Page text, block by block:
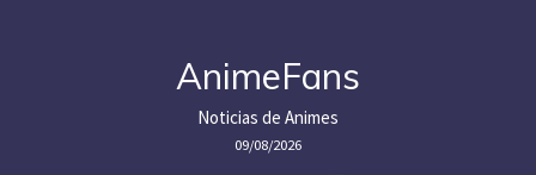
AnimeFans
Noticias de Animes
09/08/2026